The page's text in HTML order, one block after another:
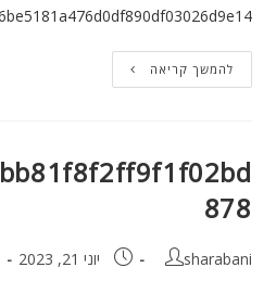
להמשך קריאה
יוני 21, 2023